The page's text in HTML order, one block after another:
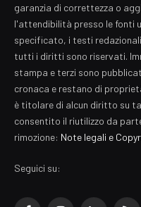
garanzia di correttezza o
l'attendibilità presso le fonti
specificato, i testi
tutti i diritti sono riservati.
stampa e terzi sono
cronaca e restano di
è titolare di alcun diritto su
consentito il riutilizzo da
rimozione: Note legali e
Seguici su: